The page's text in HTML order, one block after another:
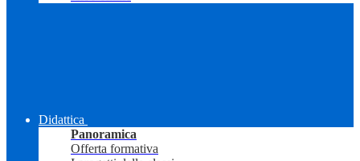
Didattica
Panoramica
Offerta formativa